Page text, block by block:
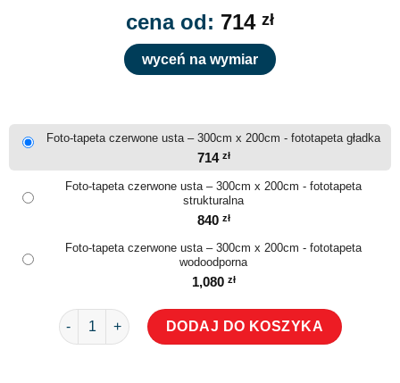
cena od: 714 zł
wyceń na wymiar
Foto-tapeta czerwone usta – 300cm x 200cm - fototapeta gładka
714 zł
Foto-tapeta czerwone usta – 300cm x 200cm - fototapeta
strukturalna
840 zł
Foto-tapeta czerwone usta – 300cm x 200cm - fototapeta
wodoodporna
1,080 zł
ilość Foto-tapeta czerwone usta
DODAJ DO KOSZYKA